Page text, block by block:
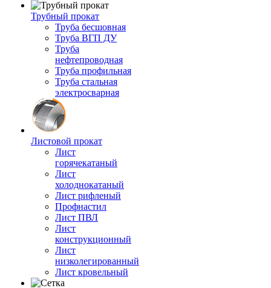
Трубный прокат
Труба бесшовная
Труба ВГП ДУ
Труба
нефтепроводная
Труба профильная
Труба стальная
электросварная
Листовой прокат
Лист
горячекатаный
Лист
холоднокатаный
Лист рифленый
Профнастил
Лист ПВЛ
Лист
конструкционный
Лист
низколегированный
Лист кровельный